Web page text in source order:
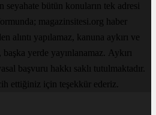
seyahate bütün konuların tek adresi
magazinsitesi.org haber
alıntı yapılamaz, kanuna aykırı ve
yerde yayınlanamaz. Aykırı
başvuru hakkı saklı tutulmaktadır.
ettiğiniz için teşekkür ederiz.